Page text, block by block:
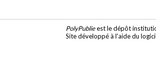
PolyPublieest le dépôt
Site développé à l'aide du